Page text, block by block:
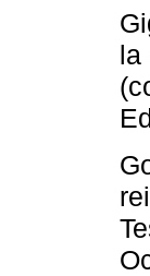
la